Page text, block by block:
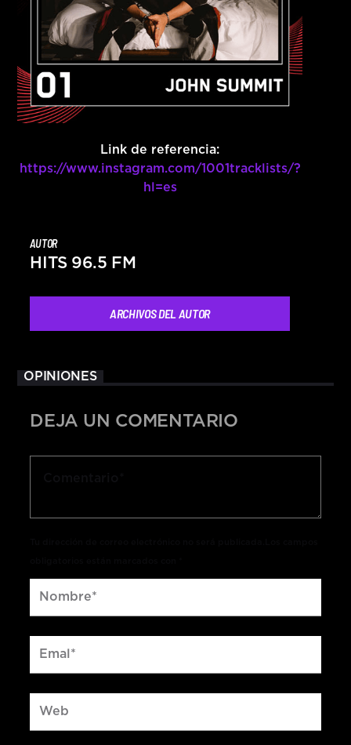
Link de referencia:
https://www.instagram.com/1001tracklists/?
hl=es
AUTOR
HITS 96.5 FM
ARCHIVOS DEL AUTOR
OPINIONES
DEJA UN COMENTARIO